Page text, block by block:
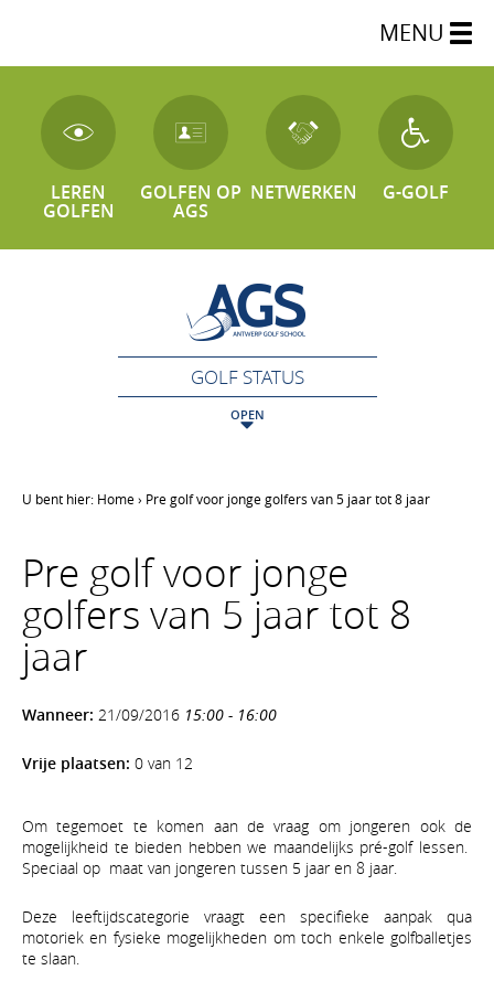
MENU
LEREN
GOLFEN
GOLFEN OP
AGS
NETWERKEN G-GOLF
GOLF STATUS
OPEN
U bent hier: Home› Pre golf voor jonge golfers van 5 jaar tot 8 jaar
Pre golf voor jonge
golfers van 5 jaar tot 8
jaar
Wanneer: 21/09/2016 15:00 - 16:00
Vrije plaatsen: 0 van 12
Om tegemoet te komen aan de vraag om jongeren ook de
mogelijkheid te bieden hebben we maandelijks pré-golf lessen.
Speciaal op maat van jongeren tussen 5 jaar en 8 jaar.
Deze leeftijdscategorie vraagt een specifieke aanpak qua
motoriek en fysieke mogelijkheden om toch enkele golfballetjes
te slaan.